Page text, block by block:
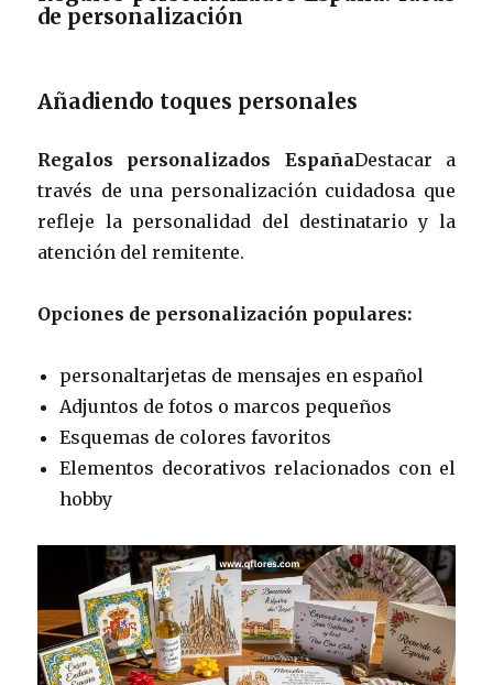
de personalización
Añadiendo toques personales
Regalos personalizados EspañaDestacar a
través de una personalización cuidadosa que
refleje la personalidad del destinatario y la
atención del remitente.
Opciones de personalización populares:
personaltarjetas de mensajes en español
Adjuntos de fotos o marcos pequeños
Esquemas de colores favoritos
Elementos decorativos relacionados con el
hobby